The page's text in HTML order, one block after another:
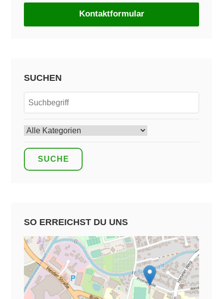
Kontaktformular
SUCHEN
SO ERREICHST DU UNS